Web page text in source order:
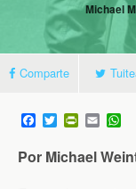
Michael
Comparte
F
a
e
T
w
i
t
P
n
E
m
a
i
a
t
Por Michael